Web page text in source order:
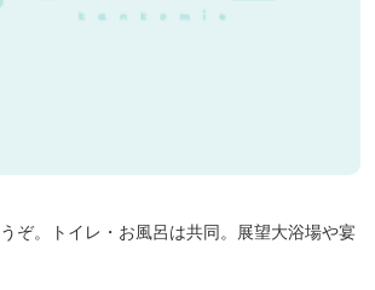
ぞ。トイレ・お風呂は共同。展望大浴場や宴